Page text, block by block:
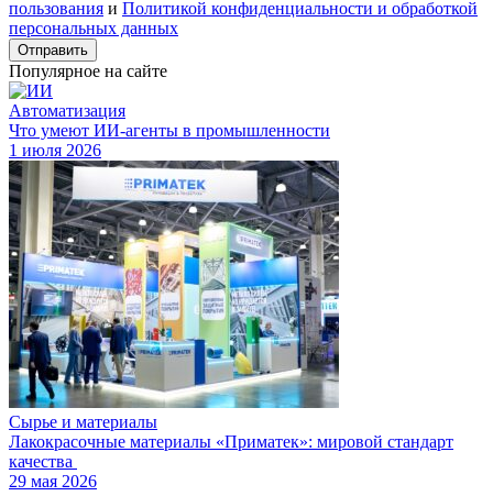
пользования и Политикой конфиденциальности и обработкой
персональных данных
Отправить
Популярное на сайте
Автоматизация
Что умеют ИИ-агенты в промышленности
1 июля 2026
Сырье и материалы
Лакокрасочные материалы «Приматек»: мировой стандарт
качества
29 мая 2026